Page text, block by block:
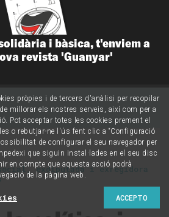
i bàsica, t'enviem a
revista 'Guanyar'
exdiputada i exregidora
pròpies i de tercers d'anàlisi per recopilar
millorar els nostres serveis, així com per a
Pot acceptar totes les cookies prement el
o rebutjar-ne l'ús fent clic a “Configuració
de configurar el seu navegador per
que siguin instal·lades en el seu disc
en compte que aquesta acció podrà
de la pàgina web.
ACCEPTO